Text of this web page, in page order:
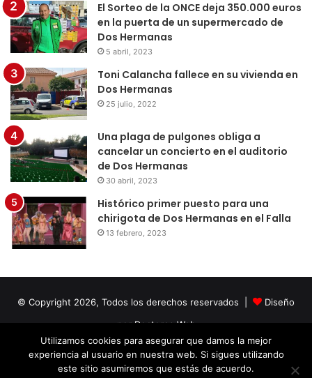
El Sorteo de la ONCE deja 350.000 euros
en la puerta de un supermercado de
Dos Hermanas
5 abril, 2023
Toni Calancha fallece en su vivienda en
Dos Hermanas
25 julio, 2022
Una plaga de pulgones obliga a
cancelar un concierto en el auditorio
de Dos Hermanas
30 abril, 2023
Histórico primer puesto para una
chirigota de Dos Hermanas en el Falla
13 febrero, 2023
© Copyright 2026, Todos los derechos reservados |
Diseño
por Doctores Web
Facebook
TwitterLinkedInYouTubeInstagram
Utilizamos cookies para asegurar que damos la mejor
experiencia al usuario en nuestra web. Si sigues utilizando
este sitio asumiremos que estás de acuerdo.